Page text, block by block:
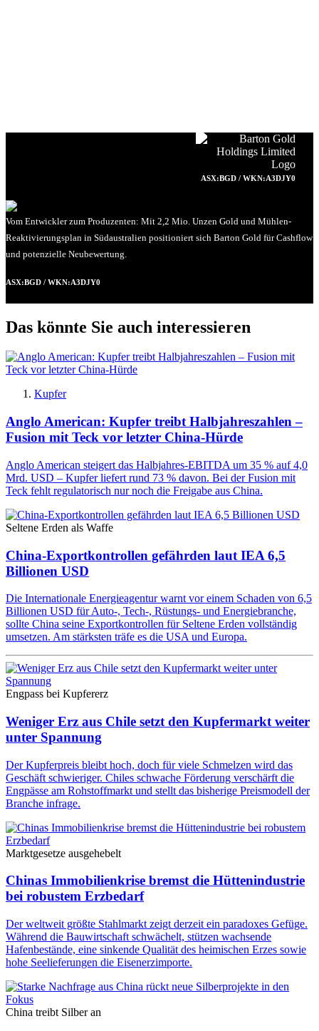
ASX:BGD / WKN:A3DJY0
Vom Entwickler zum Produzenten: Mit 2,2 Mio. Unzen Gold und Mühlen-
Reaktivierungsplan in Südaustralien positioniert sich Barton Gold für Cashflow
und potenzielle Neubewertung.
ASX:BGD / WKN:A3DJY0
Das könnte Sie auch interessieren
Kupfer
Anglo American: Kupfer treibt Halbjahreszahlen –
Fusion mit Teck vor letzter China-Hürde
Anglo American steigert das Halbjahres-EBITDA um 35 % auf 4,0
Mrd. USD – Kupfer liefert rund 73 % davon. Bei der Fusion mit
Teck fehlt regulatorisch nur noch die Freigabe aus China.
Seltene Erden als Waffe
China-Exportkontrollen gefährden laut IEA 6,5
Billionen USD
Die Internationale Energieagentur warnt vor einem Schaden von 6,5
Billionen USD für Auto-, Tech-, Rüstungs- und Energiebranche,
sollte China seine Exportkontrollen für Seltene Erden vollständig
umsetzen. Am stärksten träfe es die USA und Europa.
Engpass bei Kupfererz
Weniger Erz aus Chile setzt den Kupfermarkt weiter
unter Spannung
Der Kupferpreis bleibt hoch, doch für viele Schmelzen wird das
Geschäft schwieriger. Chiles schwache Förderung verschärft die
Engpässe am Rohstoffmarkt und stellt das bisherige Preismodell der
Branche infrage.
Marktgesetze ausgehebelt
Chinas Immobilienkrise bremst die Hüttenindustrie
bei robustem Erzbedarf
Der weltweit größte Stahlmarkt zeigt derzeit ein paradoxes Gefüge.
Während die Bauwirtschaft schwächelt, stützen wachsende
Hafenbestände, eine sinkende Qualität des heimischen Erzes sowie
hohe Seelieferungen die Eisenerzimporte.
China treibt Silber an